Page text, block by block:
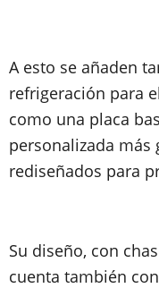
A esto se añaden
refrigeración para
como una placa
personalizada más
rediseñados para
Su diseño, con
cuenta también